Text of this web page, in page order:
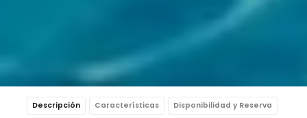
Descripción Características Disponibilidad y Reserva